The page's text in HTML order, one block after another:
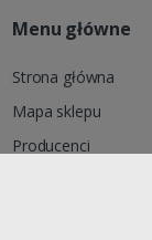
Menu główne
Strona główna
Mapa sklepu
Producenci